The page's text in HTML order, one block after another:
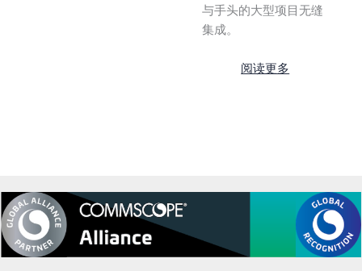
与手头的大型项目无缝
集成。
阅读更多